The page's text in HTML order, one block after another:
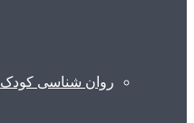
روان شناسی کودک